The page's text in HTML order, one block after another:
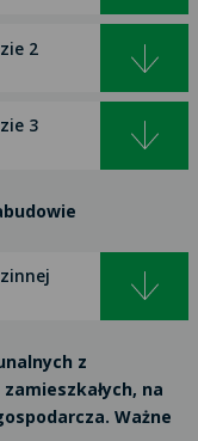
2
3
z
na
Ważne